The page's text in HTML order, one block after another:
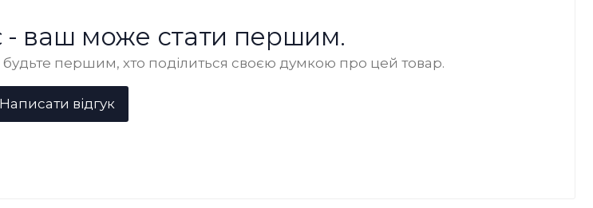
- ваш може стати першим.
першим, хто поділиться своєю думкою про цей товар.